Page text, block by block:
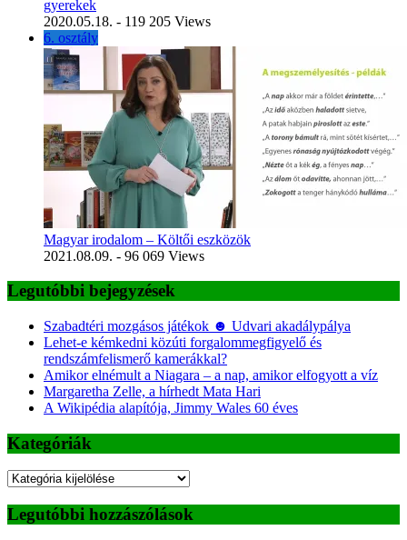
gyerekek
2020.05.18. - 119 205 Views
6. osztály
Magyar irodalom – Költői eszközök
2021.08.09. - 96 069 Views
Legutóbbi bejegyzések
Szabadtéri mozgásos játékok ☻ Udvari akadálypálya
Lehet-e kémkedni közúti forgalommegfigyelő és
rendszámfelismerő kamerákkal?
Amikor elnémult a Niagara – a nap, amikor elfogyott a víz
Margaretha Zelle, a hírhedt Mata Hari
A Wikipédia alapítója, Jimmy Wales 60 éves
Kategóriák
Kategóriák
Legutóbbi hozzászólások